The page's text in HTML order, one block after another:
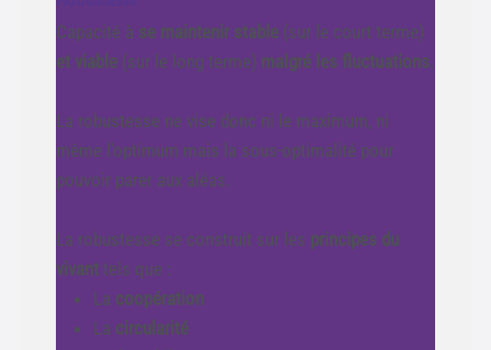
Capacité à se maintenir stable (sur le court terme)
et viable (sur le long terme) malgré les fluctuations.
La robustesse ne vise donc ni le maximum, ni
même l'optimum mais la sous-optimalité pour
pouvoir parer aux aléas.
La robustesse se construit sur les principes du
vivant tels que :
La coopération
La circularité